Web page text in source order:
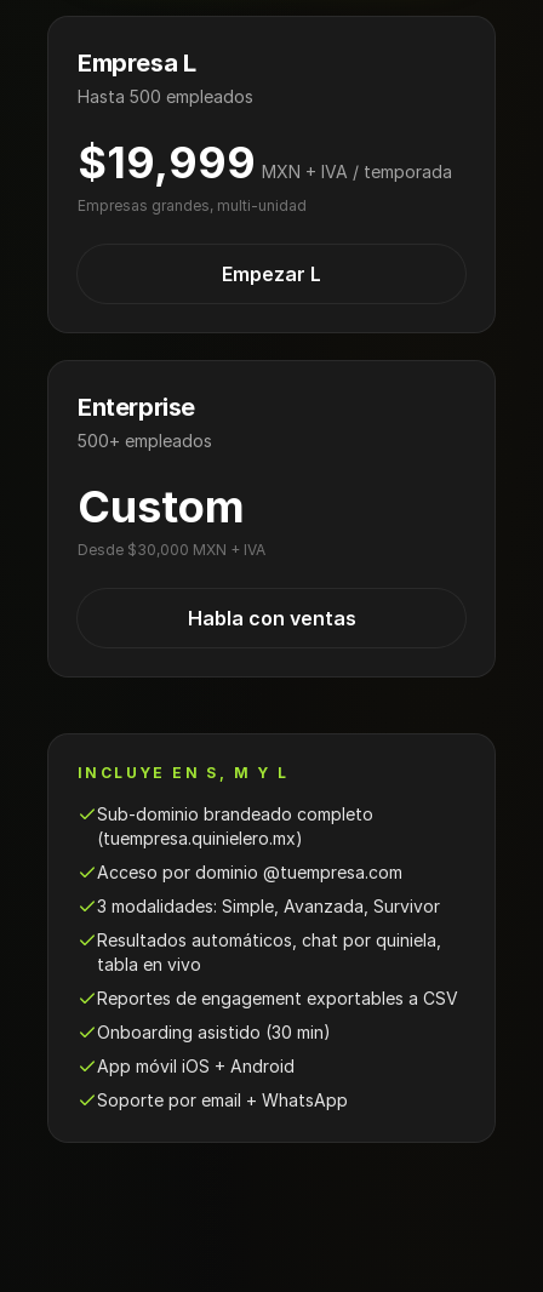
Empresa L
Hasta 500 empleados
$19,999 MXN + IVA / temporada
Empresas grandes, multi-unidad
Empezar L
Enterprise
500+ empleados
Custom
Desde $30,000 MXN + IVA
Habla con ventas
INCLUYE EN S, M Y L
Sub-dominio brandeado completo
(tuempresa.quinielero.mx)
Acceso por dominio @tuempresa.com
3 modalidades: Simple, Avanzada, Survivor
Resultados automáticos, chat por quiniela,
tabla en vivo
Reportes de engagement exportables a CSV
Onboarding asistido (30 min)
App móvil iOS + Android
Soporte por email + WhatsApp